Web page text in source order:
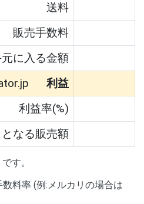
送料
販売手数料
に入る金額
利益
利益率(%)
なる販売額
す。
料率 (例:メルカリの場合は